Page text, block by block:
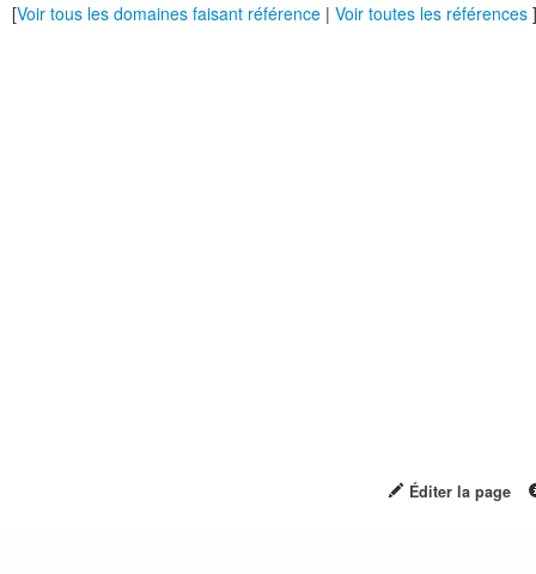
[Voir tous les domaines faisant référence | Voir toutes les références ]
Éditer la page